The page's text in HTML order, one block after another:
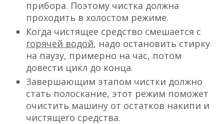
прибора. Поэтому чистка должна
проходить в холостом режиме.
Когда чистящее средство смешается с
горячей водой, надо остановить стирку
на паузу, примерно на час, потом
довести цикл до конца.
Завершающим этапом чистки должно
стать полоскание, этот режим поможет
очистить машину от остатков накипи и
чистящего средства.